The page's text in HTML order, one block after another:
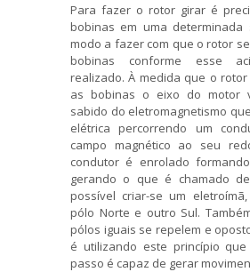
Para fazer o rotor girar é
bobinas em uma determinada
modo a fazer com que o rotor
bobinas conforme esse
realizado. À medida que o
as bobinas o eixo do motor
sabido do eletromagnetismo
elétrica percorrendo um
campo magnético ao seu
condutor é enrolado
gerando o que é chamado
possível criar-se um
pólo Norte e outro Sul.
pólos iguais se repelem e
é utilizando este princípio
passo é capaz de gerar